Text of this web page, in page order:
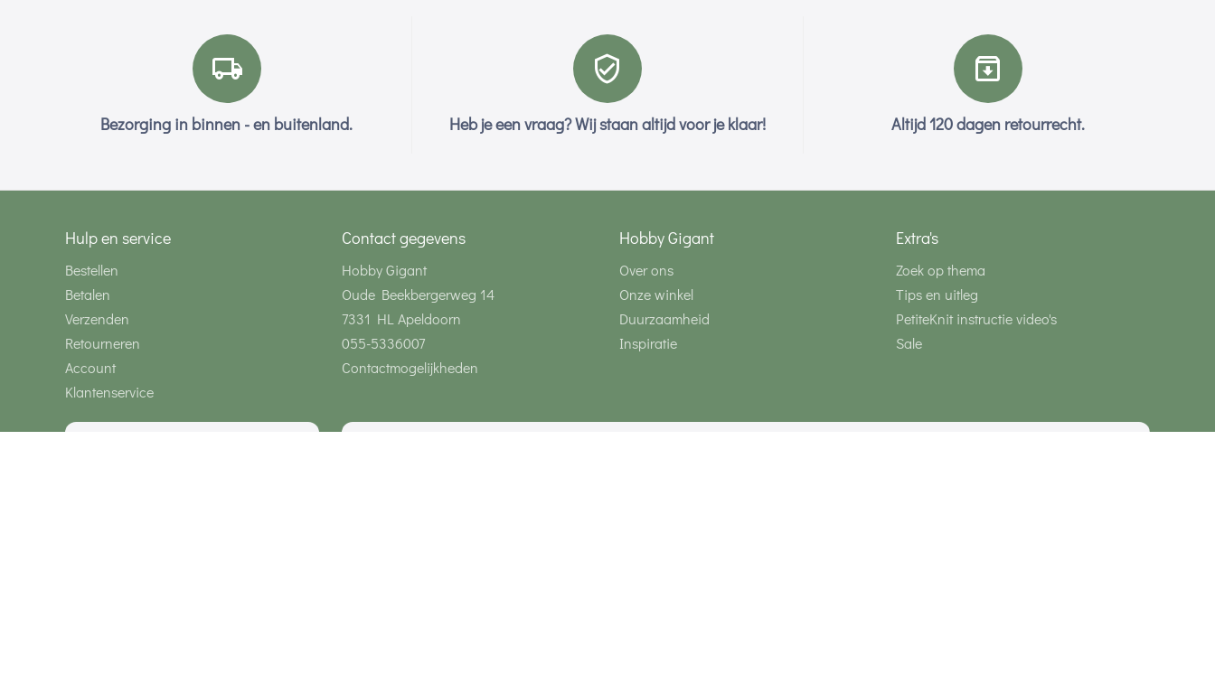
Bezorging in binnen - en buitenland. Heb je een vraag? Wij staan altijd voor je klaar! Altijd 120 dagen retourrecht.
Hulp en service
Bestellen
Betalen
Verzenden
Retourneren
Account
Klantenservice
Contact gegevens
Hobby Gigant
Oude Beekbergerweg 14
7331 HL Apeldoorn
055-5336007
Contactmogelijkheden
Hobby Gigant
Over ons
Onze winkel
Duurzaamheid
Inspiratie
Extra's
Zoek op thema
Tips en uitleg
PetiteKnit instructie video's
Sale